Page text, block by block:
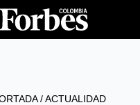
/ACTUALIDAD